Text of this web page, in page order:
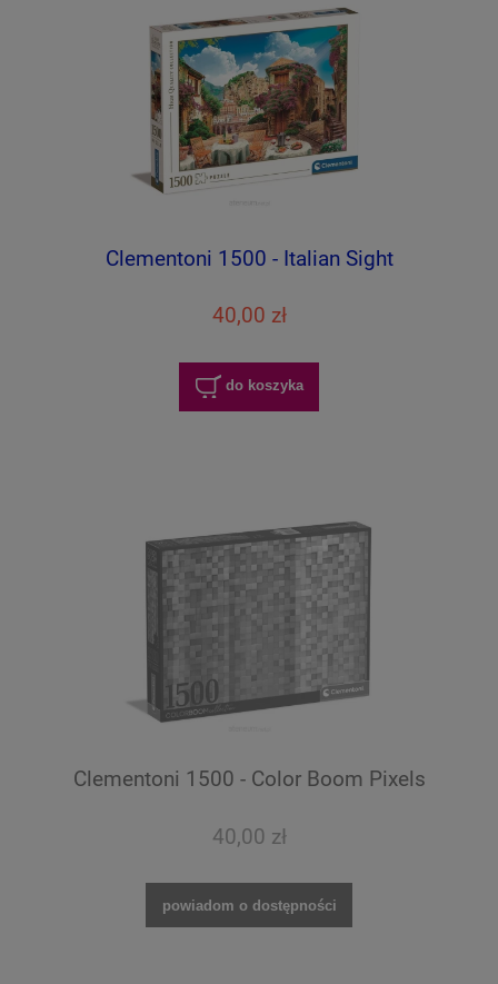
Clementoni 1500 - Italian Sight
40,00 zł
do koszyka
Clementoni 1500 - Color Boom Pixels
40,00 zł
powiadom o dostępności